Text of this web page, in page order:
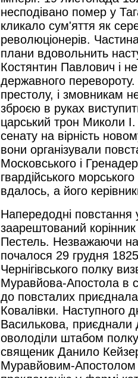
несподівано помер у
кликало сум'яття як
революціонерів.
плани вдовольнить
Костянтин Павлович і
державного
престолу, і змовникам
зброєю в руках
царський трон Миколи І.
сенату на вірність
вони організували
Московського і
гвардійського
вдалось, а його
Напередодні повстання
заарештований
Пестель. Незважаючи
почалося 29 грудня
Чернігівського полку
Муравйова-Апостола в
до повсталих
Ковалівки. Наступного
Василькова,
оволоділи штабом
священик Данило
Муравйовим-